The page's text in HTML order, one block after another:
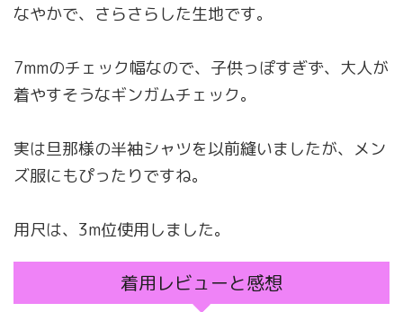
なやかで、さらさらした生地です。
7mmのチェック幅なので、子供っぽすぎず、大人が
着やすそうなギンガムチェック。
実は旦那様の半袖シャツを以前縫いましたが、メン
ズ服にもぴったりですね。
用尺は、3m位使用しました。
着用レビューと感想